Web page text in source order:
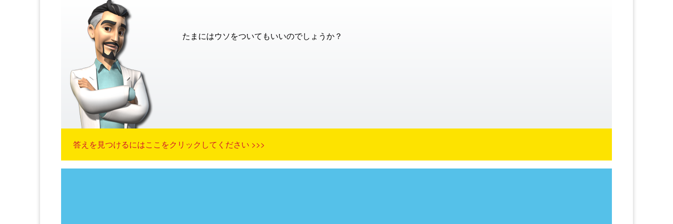
たまにはウソをついてもいいのでしょうか？
答えを見つけるにはここをクリックしてください >>>